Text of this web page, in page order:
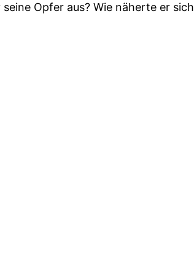
Opfer aus? Wie näherte er sich